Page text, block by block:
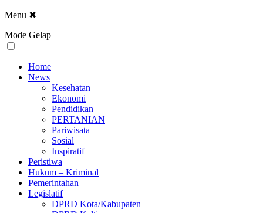
Menu ✖
Mode Gelap
Home
News
Kesehatan
Ekonomi
Pendidikan
PERTANIAN
Pariwisata
Sosial
Inspiratif
Peristiwa
Hukum – Kriminal
Pemerintahan
Legislatif
DPRD Kota/Kabupaten